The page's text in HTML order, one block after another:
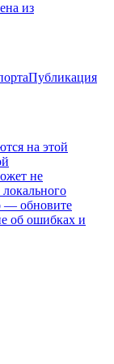
из
Публикация
на этой
не
— обновите
об ошибках и